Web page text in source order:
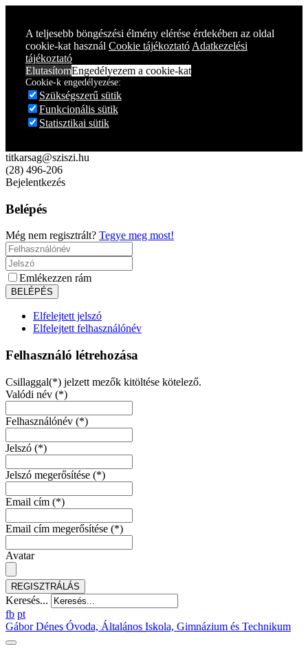
A teljesebb böngészési élmény elérése érdekében az oldal
cookie-kat használ Cookie tájékoztató Adatkezelési
tájékoztató
ElutasítomEngedélyezem a cookie-kat
Cookie-k engedélyezése:
Szükségszerű sütik
Funkcionális sütik
Statisztikai sütik
titkarsag@sziszi.hu
(28) 496-206
Bejelentkezés
Belépés
Még nem regisztrált? Tegye meg most!
Emlékezzen rám
Elfelejtett jelszó
Elfelejtett felhasználónév
Felhasználó létrehozása
Csillaggal(*) jelzett mezők kitöltése kötelező.
Valódi név (*)
Felhasználónév (*)
Jelszó (*)
Jelszó megerősítése (*)
Email cím (*)
Email cím megerősítése (*)
Avatar
REGISZTRÁLÁS
Keresés...
fb pt
Gábor Dénes Óvoda, Általános Iskola, Gimnázium és Technikum